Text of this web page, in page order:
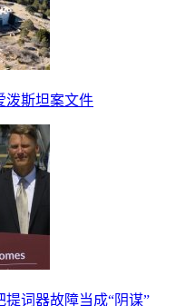
泼斯坦案文件
词器故障当成“阴谋”